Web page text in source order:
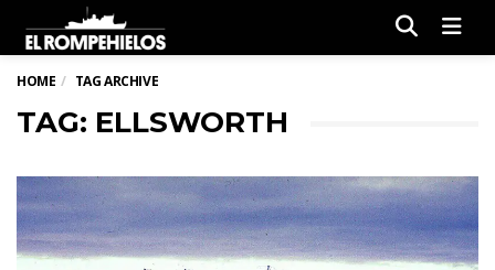
HOME TAG ARCHIVE
TAG: ELLSWORTH